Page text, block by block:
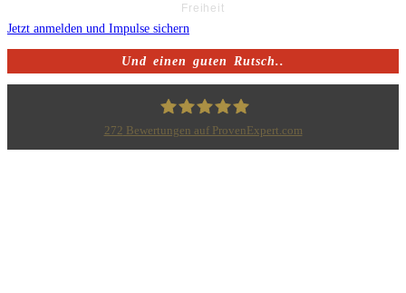
Freiheit
Jetzt anmelden und Impulse sichern
Und einen guten Rutsch..
272 Bewertungen auf ProvenExpert.com